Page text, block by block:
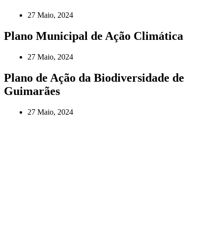
27 Maio, 2024
Plano Municipal de Ação Climática
27 Maio, 2024
Plano de Ação da Biodiversidade de
Guimarães
27 Maio, 2024